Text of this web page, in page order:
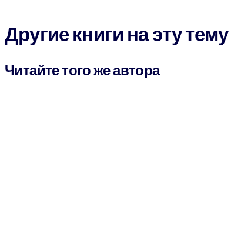
Другие книги на эту тему
Читайте того же автора